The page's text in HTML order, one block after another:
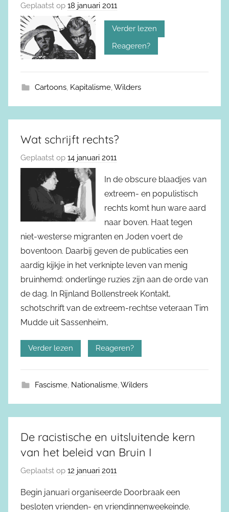
Geplaatst op 18 januari 2011
Verder lezen
Reageren?
Cartoons, Kapitalisme,Wilders
Wat schrijft rechts?
Geplaatst op 14 januari 2011
In de obscure blaadjes van
extreem- en populistisch
rechts komt hun ware aard
naar boven. Haat tegen
niet-westerse migranten en Joden voert de
boventoon. Daarbij geven de publicaties een
aardig kijkje in het verknipte leven van menig
bruinhemd: onderlinge ruzies zijn aan de orde van
de dag. In Rijnland Bollenstreek Kontakt,
schotschrift van de extreem-rechtse veteraan Tim
Mudde uit Sassenheim,
Verder lezen Reageren?
Fascisme, Nationalisme,Wilders
De racistische en uitsluitende kern
van het beleid van Bruin I
Geplaatst op 12 januari 2011
Begin januari organiseerde Doorbraak een
besloten vrienden- en vriendinnenweekeinde.